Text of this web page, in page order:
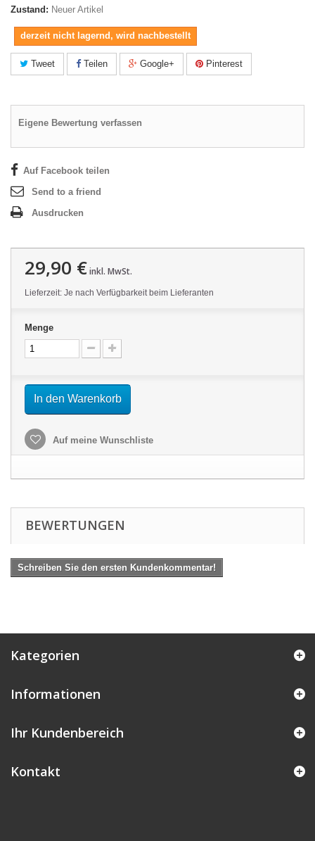
Zustand: Neuer Artikel
derzeit nicht lagernd, wird nachbestellt
Tweet Teilen Google+ Pinterest
Eigene Bewertung verfassen
Auf Facebook teilen
Send to a friend
Ausdrucken
29,90 €inkl. MwSt.
Lieferzeit: Je nach Verfügbarkeit beim Lieferanten
Menge
In den Warenkorb
Auf meine Wunschliste
BEWERTUNGEN
Schreiben Sie den ersten Kundenkommentar!
Kategorien
Informationen
Ihr Kundenbereich
Kontakt